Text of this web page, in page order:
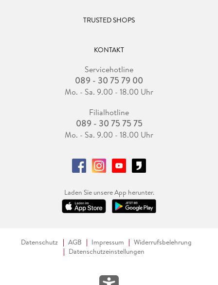
TRUSTED SHOPS
KONTAKT
Servicehotline
089 - 30 75 79 00
Mo. - Sa. 9.00 - 18.00 Uhr
Filialhotline
089 - 30 75 75 75
Mo. - Sa. 9.00 - 18.00 Uhr
Laden Sie unsere App herunter.
Datenschutz AGB Impressum
Widerrufsbelehrung
Datenschutzeinstellungen